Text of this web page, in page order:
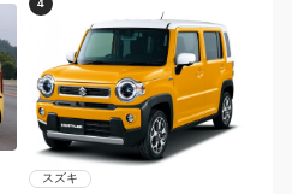
ホンダ
Ｎ−ＢＯＸカスタム
4